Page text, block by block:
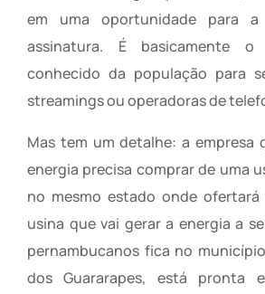
em uma oportunidade para
assinatura. É basicamente
conhecido da população para
streamings ou operadoras de
Mas tem um detalhe: a empresa
energia precisa comprar de uma
no mesmo estado onde
usina que vai gerar a energia a
pernambucanos fica no
dos Guararapes, está pronta